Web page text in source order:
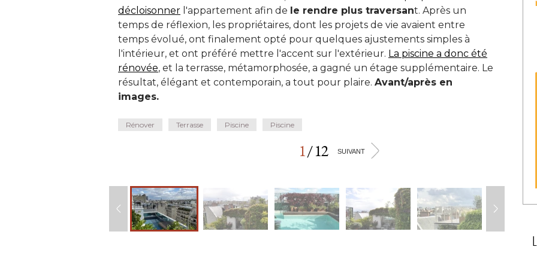
décloisonner l'appartement afin de le rendre plus traversant. Après un
temps de réflexion, les propriétaires, dont les projets de vie avaient entre
temps évolué, ont finalement opté pour quelques ajustements simples à
l'intérieur, et ont préféré mettre l'accent sur l'extérieur. La piscine a donc été
rénovée, et la terrasse, métamorphosée, a gagné un étage supplémentaire. Le
résultat, élégant et contemporain, a tout pour plaire. Avant/après en
images.
Rénover Terrasse Piscine Piscine
1/12 SUIVANT >